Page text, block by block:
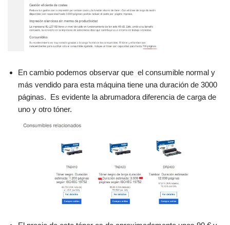
En cambio podemos observar que el consumible normal y
más vendido para esta máquina tiene una duración de 3000
páginas. Es evidente la abrumadora diferencia de carga de
uno y otro tóner.